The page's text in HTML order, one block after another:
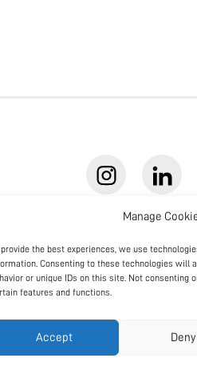
Manage
provide the best experiences, we use
Consenting to these technologies will
or unique IDs on this site. Not consenting
features and functions.
Accept Deny
ATHLETES FOR
c/o Rechtsanwälte
Ludwigstraße